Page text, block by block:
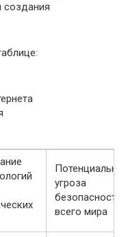
создания
Потенциальная
угроза
безопасности
всего мира